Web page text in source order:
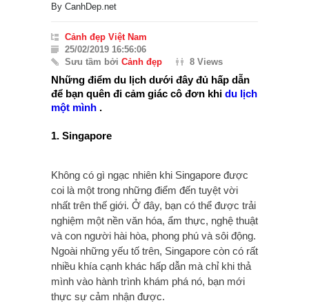
By CanhDep.net
Cảnh đẹp Việt Nam
25/02/2019 16:56:06
Sưu tầm bởi Cảnh đẹp 8 Views
Những điểm du lịch dưới đây đủ hấp dẫn
để bạn quên đi cảm giác cô đơn khi du lịch
một mình .
1. Singapore
Không có gì ngạc nhiên khi Singapore được
coi là một trong những điểm đến tuyệt vời
nhất trên thế giới. Ở đây, bạn có thể được trải
nghiệm một nền văn hóa, ẩm thực, nghệ thuật
và con người hài hòa, phong phú và sôi động.
Ngoài những yếu tố trên, Singapore còn có rất
nhiều khía cạnh khác hấp dẫn mà chỉ khi thả
mình vào hành trình khám phá nó, bạn mới
thực sự cảm nhận được.